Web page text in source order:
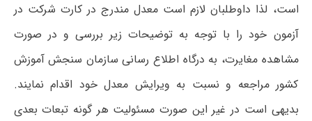
است، لذا داوطلبان لازم است معدل مندرج در کارت شرکت در
آزمون خود را با توجه به توضیحات زیر بررسی و در صورت
مشاهده مغایرت، به درگاه اطلاع رسانی سازمان سنجش آموزش
کشور مراجعه و نسبت به ویرایش معدل خود اقدام نمایند.
بدیهی است در غیر این صورت مسئولیت هر گونه تبعات بعدی